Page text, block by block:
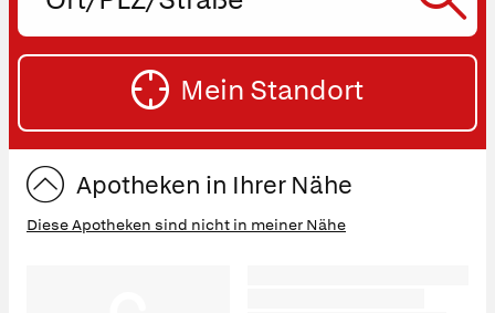
oder
Straße
Mein Standort
Apotheken in Ihrer Nähe
Diese Apotheken sind nicht in meiner Nähe